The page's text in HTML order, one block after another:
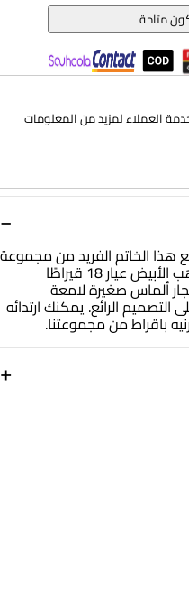
−
هذا الخاتم الفريد من مجموعة
لازوردى. هذا الخاتم المصنوع من الذهب الأبيض عيار 18 قيراطًا
ألماس صغيرة لامعة
الرائع. يمكنك ارتدائه
باقراط من مجموعتنا.
+
متاحة
العملاء لمزيد من المعلومات